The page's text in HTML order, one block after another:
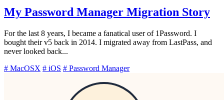
My Password Manager Migration Story
For the last 8 years, I became a fanatical user of 1Password. I
bought their v5 back in 2014. I migrated away from LastPass, and
never looked back...
# MacOSX # iOS # Password Manager